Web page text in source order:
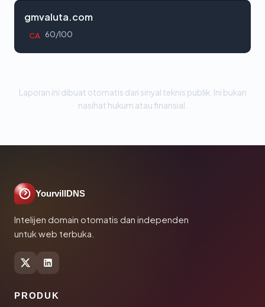
gmvaluta.com
CA 60/100
Laporan ini dibuat otomatis dari sinyal teknis publik. Ini bukan
nasihat hukum atau finansial.
YourvillDNS
Intelijen domain otomatis dan independen
untuk web terbuka.
PRODUK